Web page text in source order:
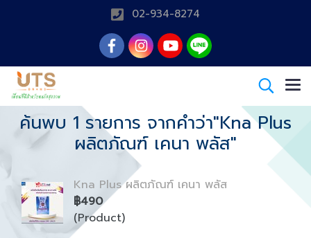
02-934-8274
ค้นพบ 1 รายการ จากคำว่า"Kna Plus
ผลิตภัณฑ์ เคนา พลัส"
Kna Plus ผลิตภัณฑ์ เคนา พลัส
฿490
(Product)